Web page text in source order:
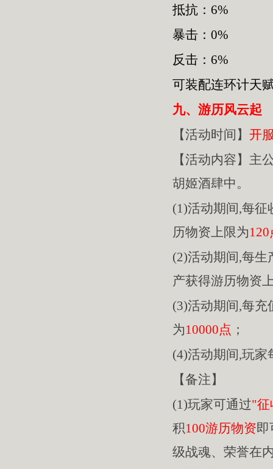
抵抗：6%
暴击：0%
反击：6%
可装配连环计天
九、游历风云起
【活动时间】 开
【活动内容】主
胡姬酒肆中。
(1)活动期间,每征
历物资上限为120
(2)活动期间,每生
产获得游历物资
(3)活动期间,每充
为10000点 ；
(4)活动期间,玩家
【备注】
(1)玩家可通过"征
积100游历物资即
级战魂、荣誉在